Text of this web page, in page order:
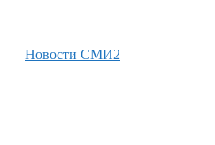
Новости СМИ2